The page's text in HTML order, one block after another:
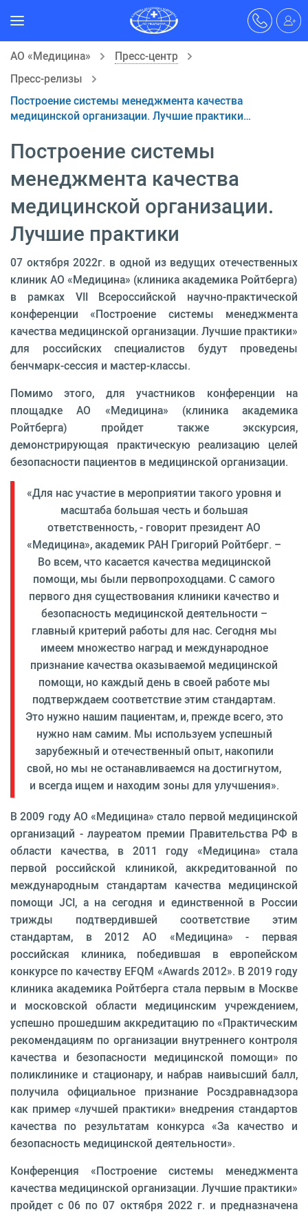
АО «Медицина»
Пресс-центр
Пресс-релизы
Построение системы менеджмента качества
медицинской организации. Лучшие практики…
Построение системы
менеджмента качества
медицинской организации.
Лучшие практики
07 октября 2022г. в одной из ведущих отечественных
клиник АО «Медицина» (клиника академика Ройтберга)
в рамках VII Всероссийской научно-практической
конференции «Построение системы менеджмента
качества медицинской организации. Лучшие практики»
для российских специалистов будут проведены
бенчмарк-сессия и мастер-классы.
Помимо этого, для участников конференции на
площадке АО «Медицина» (клиника академика
Ройтберга) пройдет также экскурсия,
демонстрирующая практическую реализацию целей
безопасности пациентов в медицинской организации.
«Для нас участие в мероприятии такого уровня и
масштаба большая честь и большая
ответственность, - говорит президент АО
«Медицина», академик РАН Григорий Ройтберг. –
Во всем, что касается качества медицинской
помощи, мы были первопроходцами. С самого
первого дня существования клиники качество и
безопасность медицинской деятельности –
главный критерий работы для нас. Сегодня мы
имеем множество наград и международное
признание качества оказываемой медицинской
помощи, но каждый день в своей работе мы
подтверждаем соответствие этим стандартам.
Это нужно нашим пациентам, и, прежде всего, это
нужно нам самим. Мы используем успешный
зарубежный и отечественный опыт, накопили
свой, но мы не останавливаемся на достигнутом,
и всегда ищем и находим зоны для улучшения».
В 2009 году АО «Медицина» стало первой медицинской
организаций - лауреатом премии Правительства РФ в
области качества, в 2011 году «Медицина» стала
первой российской клиникой, аккредитованной по
международным стандартам качества медицинской
помощи JCI, а на сегодня и единственной в России
трижды подтвердившей соответствие этим
стандартам, в 2012 АО «Медицина» - первая
российская клиника, победившая в европейском
конкурсе по качеству EFQM «Awards 2012». В 2019 году
клиника академика Ройтберга стала первым в Москве
и московской области медицинским учреждением,
успешно прошедшим аккредитацию по «Практическим
рекомендациям по организации внутреннего контроля
качества и безопасности медицинской помощи» по
поликлинике и стационару, и набрав наивысший балл,
получила официальное признание Росздравнадзора
как пример «лучшей практики» внедрения стандартов
качества по результатам конкурса «За качество и
безопасность медицинской деятельности».
Конференция «Построение системы менеджмента
качества медицинской организации. Лучшие практики»
пройдет с 06 по 07 октября 2022 г. и предназначена